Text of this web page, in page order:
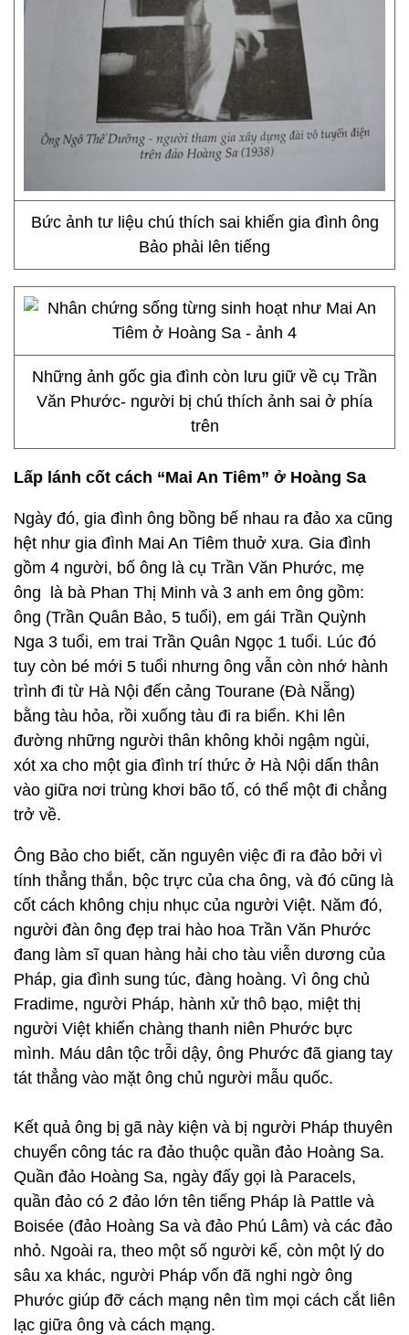
Bức ảnh tư liệu chú thích sai khiến gia đình ông
Bảo phải lên tiếng
Những ảnh gốc gia đình còn lưu giữ về cụ Trần
Văn Phước- người bị chú thích ảnh sai ở phía
trên
Lấp lánh cốt cách “Mai An Tiêm” ở Hoàng Sa
Ngày đó, gia đình ông bồng bế nhau ra đảo xa cũng
hệt như gia đình Mai An Tiêm thuở xưa. Gia đình
gồm 4 người, bố ông là cụ Trần Văn Phước, mẹ
ông là bà Phan Thị Minh và 3 anh em ông gồm:
ông (Trần Quân Bảo, 5 tuổi), em gái Trần Quỳnh
Nga 3 tuổi, em trai Trần Quân Ngọc 1 tuổi. Lúc đó
tuy còn bé mới 5 tuổi nhưng ông vẫn còn nhớ hành
trình đi từ Hà Nội đến cảng Tourane (Đà Nẵng)
bằng tàu hỏa, rồi xuống tàu đi ra biển. Khi lên
đường những người thân không khỏi ngậm ngùi,
xót xa cho một gia đình trí thức ở Hà Nội dấn thân
vào giữa nơi trùng khơi bão tố, có thể một đi chẳng
trở về.
Ông Bảo cho biết, căn nguyên việc đi ra đảo bởi vì
tính thẳng thắn, bộc trực của cha ông, và đó cũng là
cốt cách không chịu nhục của người Việt. Năm đó,
người đàn ông đẹp trai hào hoa Trần Văn Phước
đang làm sĩ quan hàng hải cho tàu viễn dương của
Pháp, gia đình sung túc, đàng hoàng. Vì ông chủ
Fradime, người Pháp, hành xử thô bạo, miệt thị
người Việt khiến chàng thanh niên Phước bực
mình. Máu dân tộc trỗi dậy, ông Phước đã giang tay
tát thẳng vào mặt ông chủ người mẫu quốc.
Kết quả ông bị gã này kiện và bị người Pháp thuyên
chuyển công tác ra đảo thuộc quần đảo Hoàng Sa.
Quần đảo Hoàng Sa, ngày đấy gọi là Paracels,
quần đảo có 2 đảo lớn tên tiếng Pháp là Pattle và
Boisée (đảo Hoàng Sa và đảo Phú Lâm) và các đảo
nhỏ. Ngoài ra, theo một số người kể, còn một lý do
sâu xa khác, người Pháp vốn đã nghi ngờ ông
Phước giúp đỡ cách mạng nên tìm mọi cách cắt liên
lạc giữa ông và cách mạng.